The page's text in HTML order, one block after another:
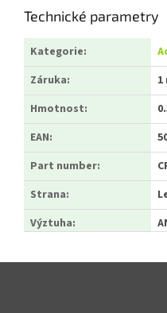
Technické parametry
Kategorie:
Záruka:
Hmotnost:
EAN:
Part number:
Strana:
Výztuha: